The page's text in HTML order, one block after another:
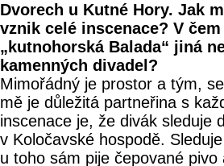
Dvorech u Kutné Hory. Jak
vznik celé inscenace? V
„kutnohorská Balada“ jiná
kamenných divadel?
Mimořádný je prostor a tým,
mě je důležitá partneřina s
inscenace je, že divák sleduje
v Koločavské hospodě.
u toho sám pije čepované pivo